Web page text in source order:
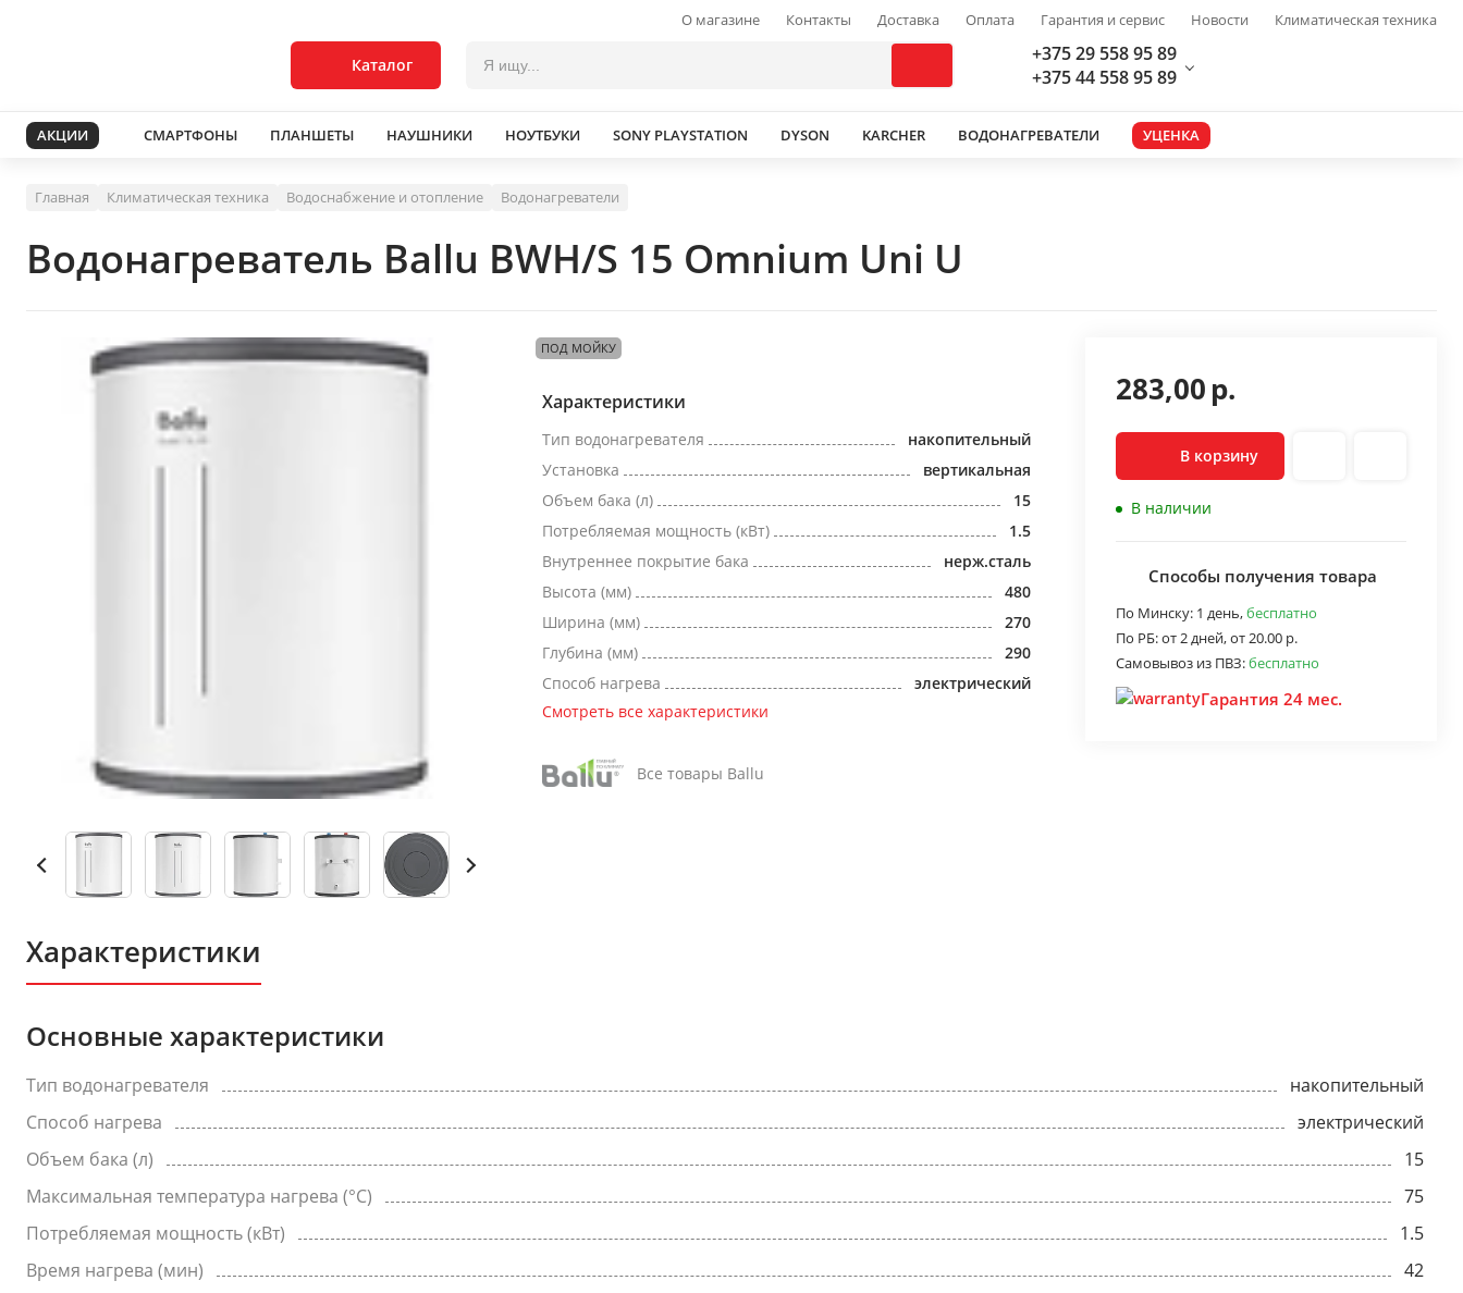
О магазине Контакты Доставка Оплата Гарантия и сервис Новости Климатическая техника
Каталог
+375 29 558 95 89
+375 44 558 95 89
АКЦИИ СМАРТФОНЫ ПЛАНШЕТЫ НАУШНИКИ НОУТБУКИ SONY PLAYSTATION DYSON KARCHER ВОДОНАГРЕВАТЕЛИ УЦЕНКА
Главная Климатическая техника Водоснабжение и отопление Водонагреватели
Водонагреватель Ballu BWH/S 15 Omnium Uni U
ПОД МОЙКУ
Характеристики
Тип водонагревателя
накопительный
Установка
вертикальная
Объем бака (л)
15
Потребляемая мощность (кВт)
1.5
Внутреннее покрытие бака
нерж.сталь
Высота (мм)
480
Ширина (мм)
270
Глубина (мм)
290
Способ нагрева
электрический
Смотреть все характеристики
Все товары Ballu
283,00р.
В корзину
В наличии
Способы получения товара
По Минску: 1 день,бесплатно
По РБ:от 2 дней,от 20.00 р.
Самовывоз из ПВЗ:бесплатно
Гарантия 24 мес.
Характеристики
Основные характеристики
Тип водонагревателя
накопительный
Способ нагрева
электрический
Объем бака (л)
15
Максимальная температура нагрева (°C)
75
Потребляемая мощность (кВт)
1.5
Время нагрева (мин)
42